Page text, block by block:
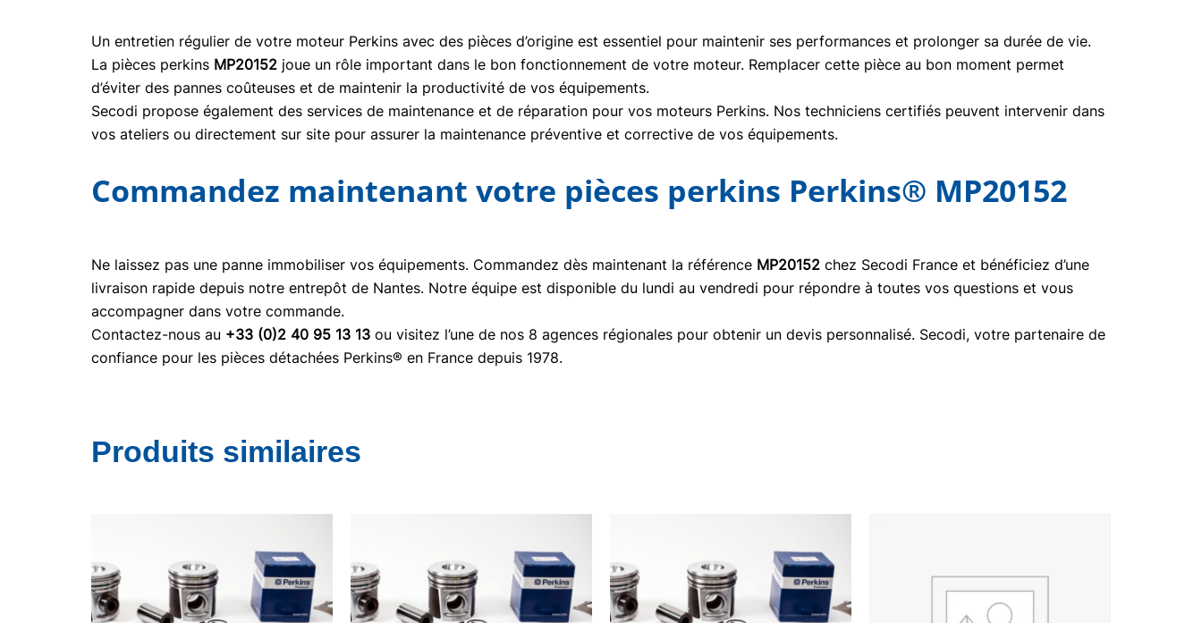
Un entretien régulier de votre moteur Perkins avec des pièces d’origine est essentiel pour maintenir ses performances et prolonger sa durée de vie.
La pièces perkins MP20152 joue un rôle important dans le bon fonctionnement de votre moteur. Remplacer cette pièce au bon moment permet
d’éviter des pannes coûteuses et de maintenir la productivité de vos équipements.
Secodi propose également des services de maintenance et de réparation pour vos moteurs Perkins. Nos techniciens certifiés peuvent intervenir dans
vos ateliers ou directement sur site pour assurer la maintenance préventive et corrective de vos équipements.
Commandez maintenant votre pièces perkins Perkins® MP20152
Ne laissez pas une panne immobiliser vos équipements. Commandez dès maintenant la référence MP20152 chez Secodi France et bénéficiez d’une
livraison rapide depuis notre entrepôt de Nantes. Notre équipe est disponible du lundi au vendredi pour répondre à toutes vos questions et vous
accompagner dans votre commande.
Contactez-nous au +33 (0)2 40 95 13 13 ou visitez l’une de nos 8 agences régionales pour obtenir un devis personnalisé. Secodi, votre partenaire de
confiance pour les pièces détachées Perkins® en France depuis 1978.
Produits similaires